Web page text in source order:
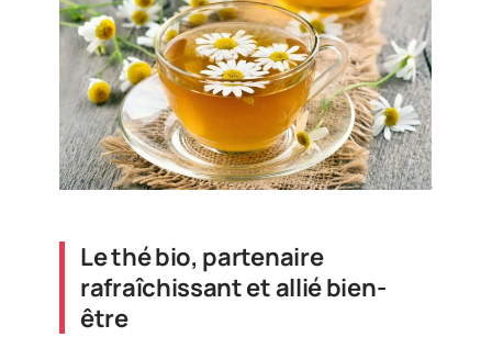
Le thé bio, partenaire
rafraîchissant et allié bien-
être